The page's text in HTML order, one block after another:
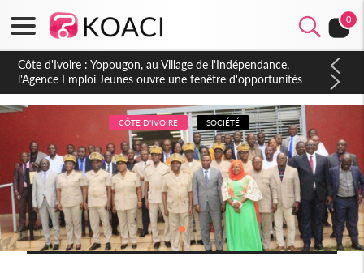
0
Côte d'Ivoire : CHU de Treichville, après la fronde, les agents
contractuels obtiennent un accord avec la direction sur les
arriérés du SMIG 2023
CÔTE D'IVOIRE SOCIÉTÉ